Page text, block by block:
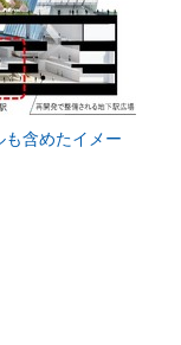
も含めたイメー